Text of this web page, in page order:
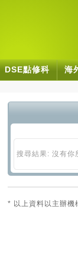
DSE點修科 海
搜尋結果: 沒有你
* 以上資料以主辦機